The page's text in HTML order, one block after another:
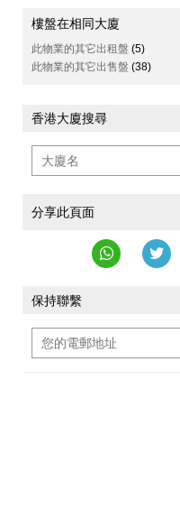
樓盤在相同大廈
此物業的其它出租盤 (5)
此物業的其它出售盤 (38)
香港大廈搜尋
分享此頁面
保持聯繫